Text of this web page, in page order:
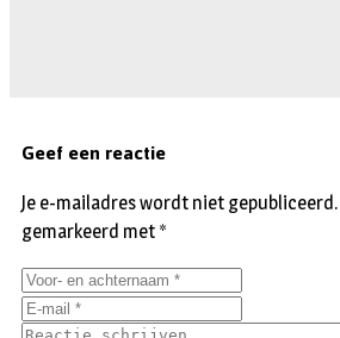
Geef een reactie
Je e-mailadres wordt niet gepubliceerd.
gemarkeerd met *